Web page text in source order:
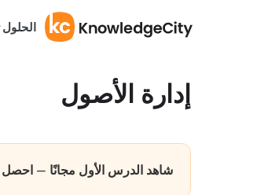
الحلول
إدارة الأصول
شاهد الدرس الأول مجانًا — احصل